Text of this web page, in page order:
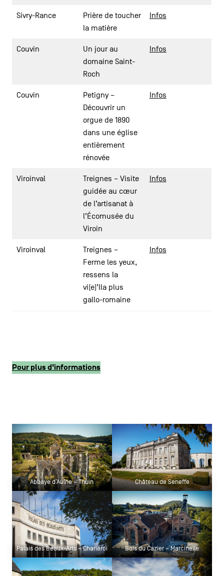
Sivry-Rance
Prière de toucher
la matière
Infos
Couvin
Un jour au
domaine Saint-
Roch
Infos
Couvin
Petigny –
Découvrir un
orgue de 1890
dans une église
entièrement
rénovée
Infos
Viroinval
Treignes – Visite
guidée au cœur
de l’artisanat à
l’Écomusée du
Viroin
Infos
Viroinval
Treignes –
Ferme les yeux,
ressens la
vi(e)’lla plus
gallo-romaine
Infos
Pour plus d’informations
Abbaye d’Aulne – Thuin Château de Seneffe
Palais des Beaux-Arts – Charleroi Bois du Cazier – Marcinelle